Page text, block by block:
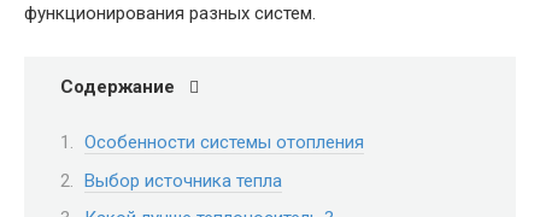
функционирования разных систем.
Содержание
Особенности системы отопления
Выбор источника тепла